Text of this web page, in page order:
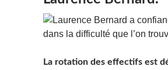
La rotation des effectifs est